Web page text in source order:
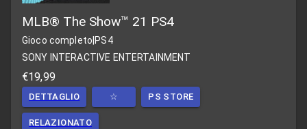
MLB® The Show™ 21 PS4
Gioco completo PS4
SONY INTERACTIVE ENTERTAINMENT
€19,99
DETTAGLIO ☆ PS STORE
RELAZIONATO